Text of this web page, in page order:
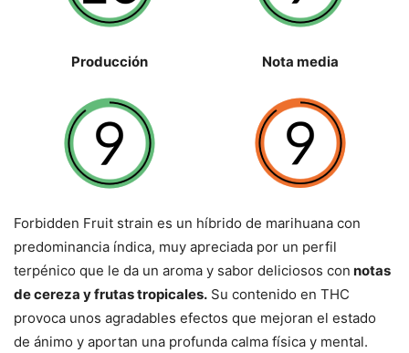
Producción Nota media
Forbidden Fruit strain es un híbrido de marihuana con
predominancia índica, muy apreciada por un perfil
terpénico que le da un aroma y sabor deliciosos con notas
de cereza y frutas tropicales. Su contenido en THC
provoca unos agradables efectos que mejoran el estado
de ánimo y aportan una profunda calma física y mental.